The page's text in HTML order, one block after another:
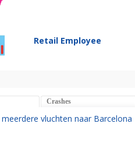
Retail Employee
Crashes
vluchten naar Barcelona